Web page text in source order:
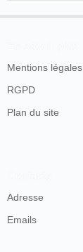
Mentions légales
RGPD
Plan du site
Adresse
Emails